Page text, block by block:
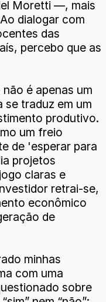
Moretti —, mais
dialogar com
das
percebo que as
é apenas um
se traduz em um
produtivo.
um freio
de 'esperar para
projetos
claras e
retrai-se,
econômico
de
minhas
com uma
sobre